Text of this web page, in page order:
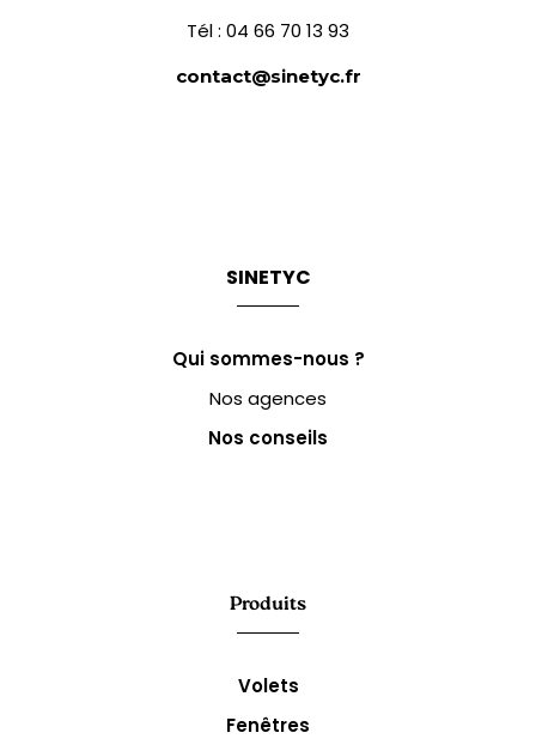
Tél : 04 66 70 13 93
contact@sinetyc.fr
SINETYC
Qui sommes-nous ?
Nos agences
Nos conseils
Produits
Volets
Fenêtres